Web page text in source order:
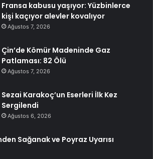
Fransa kabusu yaşıyor: Yüzbinlerce
kişi kaçıyor alevler kovalıyor
Ağustos 7, 2026
Çin’de Kömür Madeninde Gaz
Patlaması: 82 Ölü
Ağustos 7, 2026
Sezai Karakoç’un Eserleri İlk Kez
Sergilendi
Ağustos 6, 2026
Sağanak ve Poyraz Uyarısı